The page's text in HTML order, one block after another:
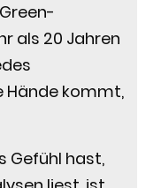
als 20 Jahren
Hände kommt,
Gefühl hast,